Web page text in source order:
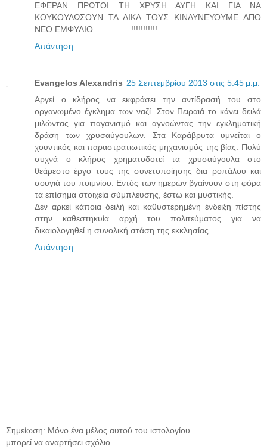
ΕΦΕΡΑΝ ΠΡΩΤΟΙ ΤΗ ΧΡΥΣΗ ΑΥΓΗ ΚΑΙ ΓΙΑ ΝΑ
ΚΟΥΚΟΥΛΩΣΟΥΝ ΤΑ ΔΙΚΑ ΤΟΥΣ ΚΙΝΔΥΝΕΥΟΥΜΕ ΑΠΟ
ΝΕΟ ΕΜΦΥΛΙΟ................!!!!!!!!!!!
Απάντηση
Evangelos Alexandris 25 Σεπτεμβρίου 2013 στις 5:45 μ.μ.
Αργεί ο κλήρος να εκφράσει την αντίδρασή του στο
οργανωμένο έγκλημα των ναζί. Στον Πειραιά το κάνει δειλά
μιλώντας για παγανισμό και αγνοώντας την εγκληματική
δράση των χρυσαύγουλων. Στα Καράβρυτα υμνείται ο
χουντικός και παραστρατιωτικός μηχανισμός της βίας. Πολύ
συχνά ο κλήρος χρηματοδοτεί τα χρυσαύγουλα στο
θεάρεστο έργο τους της συνετοποίησης δια ροπάλου και
σουγιά του ποιμνίου. Εντός των ημερών βγαίνουν στη φόρα
τα επίσημα στοιχεία σύμπλευσης, έστω και μυστικής.
Δεν αρκεί κάποια δειλή και καθυστερημένη ένδειξη πίστης
στην καθεστηκυία αρχή του πολιτεύματος για να
δικαιολογηθεί η συνολική στάση της εκκλησίας.
Απάντηση
Σημείωση: Μόνο ένα μέλος αυτού του ιστολογίου
μπορεί να αναρτήσει σχόλιο.